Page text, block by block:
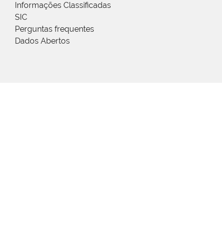
Informações Classificadas
SIC
Perguntas frequentes
Dados Abertos